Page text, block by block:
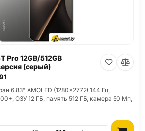
Pro 12GB/512GB
(серый)
6.83" AMOLED (1280x2772) 144 Гц,
ОЗУ 12 ГБ, память 512 ГБ, камера 50 Мп,